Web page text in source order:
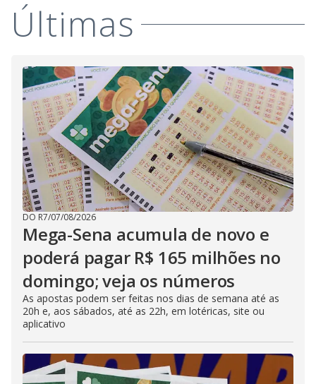
Últimas
DO R7/07/08/2026
Mega-Sena acumula de novo e
poderá pagar R$ 165 milhões no
domingo; veja os números
As apostas podem ser feitas nos dias de semana até as
20h e, aos sábados, até as 22h, em lotéricas, site ou
aplicativo